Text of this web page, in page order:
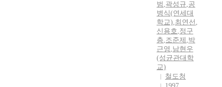
범 ,곽성규,공
병식(연세대
학교),최연선 ,
신용호,정구
층,조준제 ,박
근영 ,남현우
(성균관대학
교)
철도청